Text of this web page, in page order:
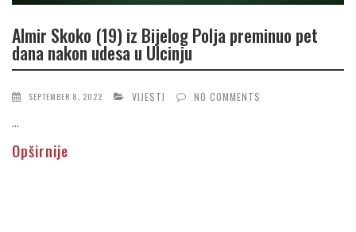
Almir Skoko (19) iz Bijelog Polja preminuo pet
dana nakon udesa u Ulcinju
SEPTEMBER 8, 2022 VIJESTI NO COMMENTS
...
Opširnije